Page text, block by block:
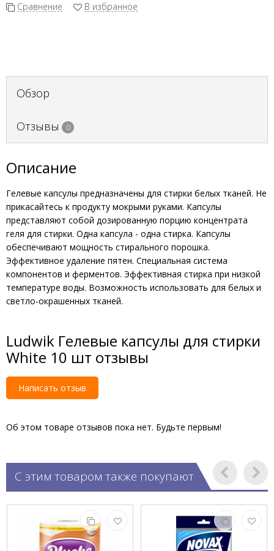
Сравнение В избранное
Обзор
Отзывы 0
Описание
Гелевые капсулы предназначены для стирки белых тканей. Не
прикасайтесь к продукту мокрыми руками. Капсулы
представляют собой дозированную порцию концентрата
геля для стирки. Одна капсула - одна стирка. Капсулы
обеспечивают мощность стирального порошка.
Эффективное удаление пятен. Специальная система
компонентов и ферментов. Эффективная стирка при низкой
температуре воды. Возможность использовать для белых и
светло-окрашенных тканей.
Ludwik Гелевые капсулы для стирки
White 10 шт отзывы
Написать отзыв
Об этом товаре отзывов пока нет. Будьте первым!
С этим товаром также покупают